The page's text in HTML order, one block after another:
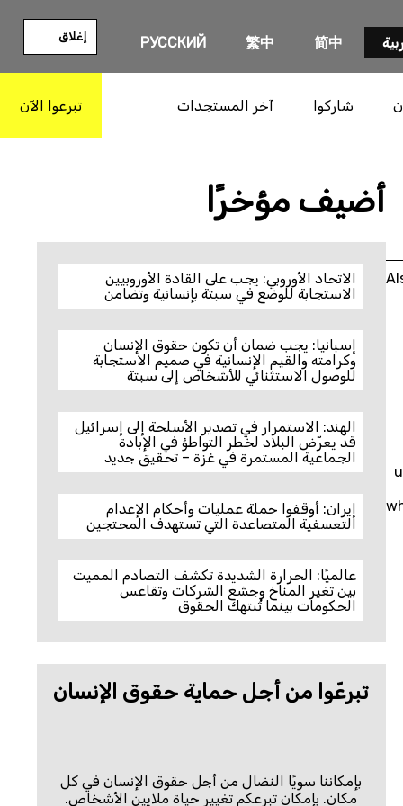
简中
繁中
РУССКИЙ إغلاق
شاركوا آخر المستجدات تبرعوا الآن
أضيف مؤخرًا
الاتحاد الأوروبي: يجب على القادة الأوروبيين
الاستجابة للوضع في سبتة بإنسانية وتضامن
إسبانيا: يجب ضمان أن تكون حقوق الإنسان
وكرامته والقيم الإنسانية في صميم الاستجابة
للوصول الاستثنائي للأشخاص إلى سبتة
الهند: الاستمرار في تصدير الأسلحة إلى إسرائيل
قد يعرّض البلاد لخطر التواطؤ في الإبادة
الجماعية المستمرة في غزة – تحقيق جديد
إيران: أوقفوا حملة عمليات وأحكام الإعدام
التعسفية المتصاعدة التي تستهدف المحتجين
عالميًا: الحرارة الشديدة تكشف التصادم المميت
بين تغير المناخ وجشع الشركات وتقاعس
الحكومات بينما تُنتهك الحقوق
تبرعّوا من أجل حماية حقوق الإنسان
بإمكاننا سويًا النضال من أجل حقوق الإنسان في كل
مكان. بإمكان تبرعكم تغيير حياة ملايين الأشخاص.